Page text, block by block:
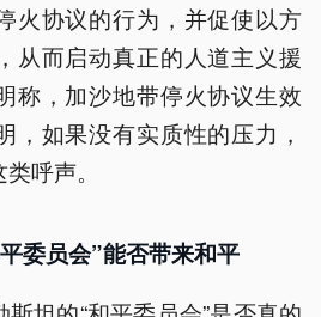
火协议的行为，并促使以方
从而启动真正的人道主义援
称，加沙地带停火协议生效
，如果没有实质性的压力，
呼声。
委员会”能否带来和平